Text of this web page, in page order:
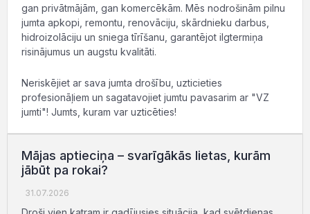
gan privātmājām, gan komercēkām. Mēs nodrošinām pilnu
jumta apkopi, remontu, renovāciju, skārdnieku darbus,
hidroizolāciju un sniega tīrīšanu, garantējot ilgtermiņa
risinājumus un augstu kvalitāti.
Neriskējiet ar sava jumta drošību, uzticieties
profesionāļiem un sagatavojiet jumtu pavasarim ar "VZ
jumti"! Jumts, kuram var uzticēties!
Mājas aptieciņa – svarīgākās lietas, kurām
jābūt pa rokai?
31.07.2026